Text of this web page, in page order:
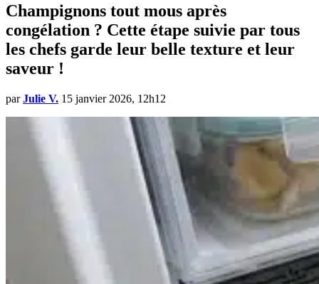
Champignons tout mous après
congélation ? Cette étape suivie par tous
les chefs garde leur belle texture et leur
saveur !
par Julie V. 15 janvier 2026, 12h12